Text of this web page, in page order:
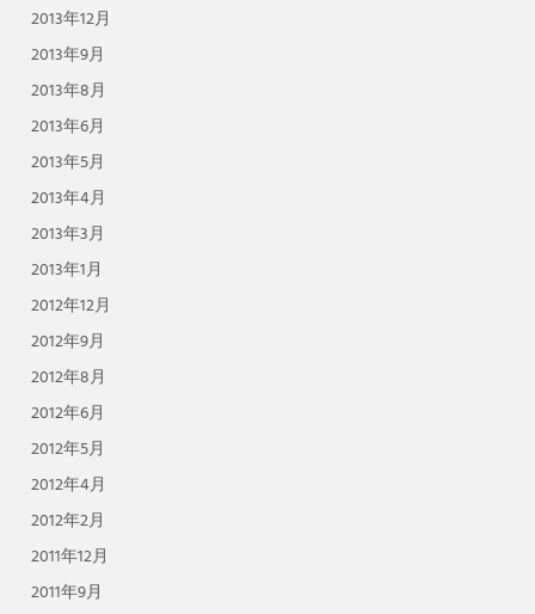
2013年12月
2013年9月
2013年8月
2013年6月
2013年5月
2013年4月
2013年3月
2013年1月
2012年12月
2012年9月
2012年8月
2012年6月
2012年5月
2012年4月
2012年2月
2011年12月
2011年9月